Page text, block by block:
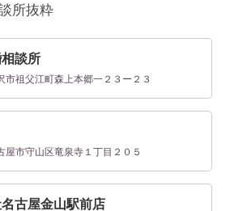
所抜粋
談所
祖父江町森上本郷一２３ー２３
市守山区竜泉寺１丁目２０５
古屋金山駅前店